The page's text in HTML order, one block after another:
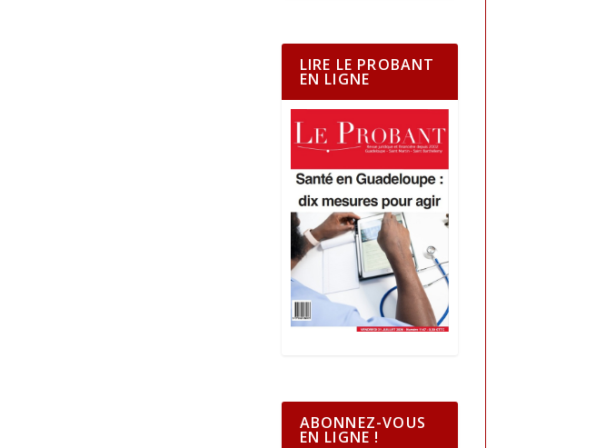
LIRE LE PROBANT
EN LIGNE
ABONNEZ-VOUS
EN LIGNE !